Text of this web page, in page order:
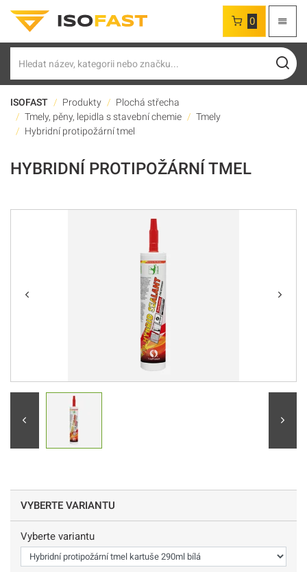
0
ISOFAST Produkty
Plochá střecha
Tmely, pěny, lepidla s stavební chemie
Tmely
Hybridní protipožární tmel
HYBRIDNÍ PROTIPOŽÁRNÍ TMEL
VYBERTE VARIANTU
Vyberte variantu